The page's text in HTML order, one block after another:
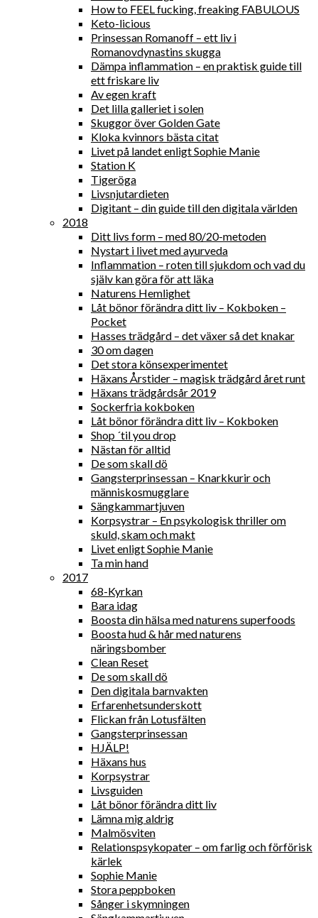
How to FEEL fucking, freaking FABULOUS
Keto-licious
Prinsessan Romanoff – ett liv i
Romanovdynastins skugga
Dämpa inflammation – en praktisk guide till
ett friskare liv
Av egen kraft
Det lilla galleriet i solen
Skuggor över Golden Gate
Kloka kvinnors bästa citat
Livet på landet enligt Sophie Manie
Station K
Tigeröga
Livsnjutardieten
Digitant – din guide till den digitala världen
2018
Ditt livs form – med 80/20-metoden
Nystart i livet med ayurveda
Inflammation – roten till sjukdom och vad du
själv kan göra för att läka
Naturens Hemlighet
Låt bönor förändra ditt liv – Kokboken –
Pocket
Hasses trädgård – det växer så det knakar
30 om dagen
Det stora könsexperimentet
Häxans Årstider – magisk trädgård året runt
Häxans trädgårdsår 2019
Sockerfria kokboken
Låt bönor förändra ditt liv – Kokboken
Shop ´til you drop
Nästan för alltid
De som skall dö
Gangsterprinsessan – Knarkkurir och
människosmugglare
Sängkammartjuven
Korpsystrar – En psykologisk thriller om
skuld, skam och makt
Livet enligt Sophie Manie
Ta min hand
2017
68-Kyrkan
Bara idag
Boosta din hälsa med naturens superfoods
Boosta hud & hår med naturens
näringsbomber
Clean Reset
De som skall dö
Den digitala barnvakten
Erfarenhetsunderskott
Flickan från Lotusfälten
Gangsterprinsessan
HJÄLP!
Häxans hus
Korpsystrar
Livsguiden
Låt bönor förändra ditt liv
Lämna mig aldrig
Malmösviten
Relationspsykopater – om farlig och förförisk
kärlek
Sophie Manie
Stora peppboken
Sånger i skymningen